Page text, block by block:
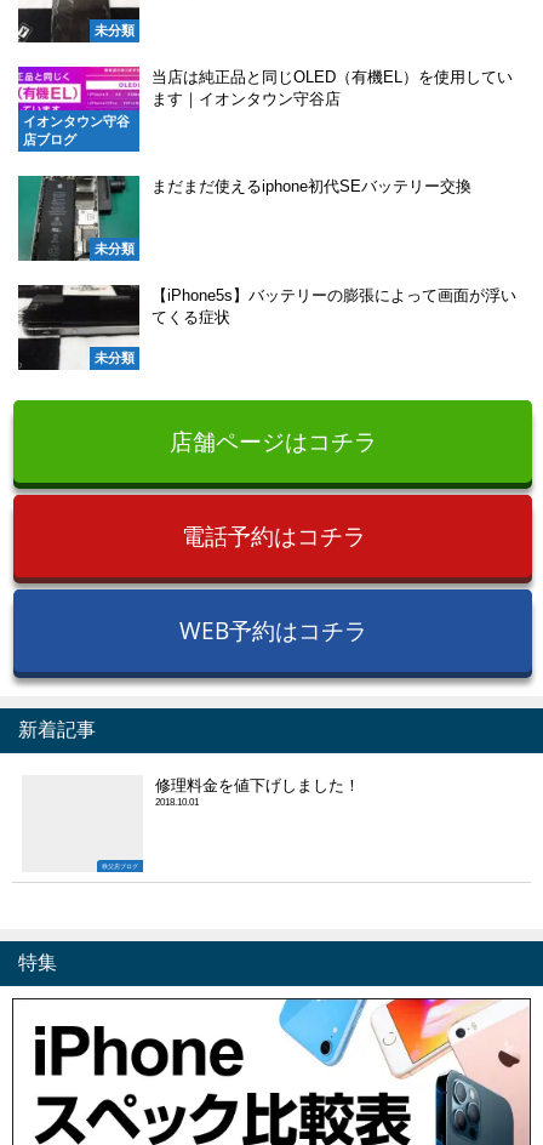
未分類
イオンタウン守谷
店ブログ
当店は純正品と同じOLED（有機EL）を使用してい
ます｜イオンタウン守谷店
未分類
まだまだ使えるiphone初代SEバッテリー交換
未分類
【iPhone5s】バッテリーの膨張によって画面が浮い
てくる症状
店舗ページはコチラ
電話予約はコチラ
WEB予約はコチラ
新着記事
秩父店ブログ
修理料金を値下げしました！
2018.10.01
特集